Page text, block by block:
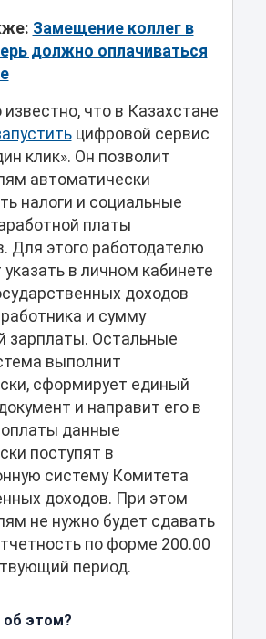
Замещение коллег в
должно оплачиваться
что в Казахстане
цифровой сервис
клик». Он позволит
автоматически
налоги и социальные
платы
Для этого работодателю
в личном кабинете
доходов
и сумму
зарплаты. Остальные
выполнит
сформирует единый
и направит его в
данные
поступят в
систему Комитета
доходов. При этом
не нужно будет сдавать
по форме 200.00
период.
об этом?